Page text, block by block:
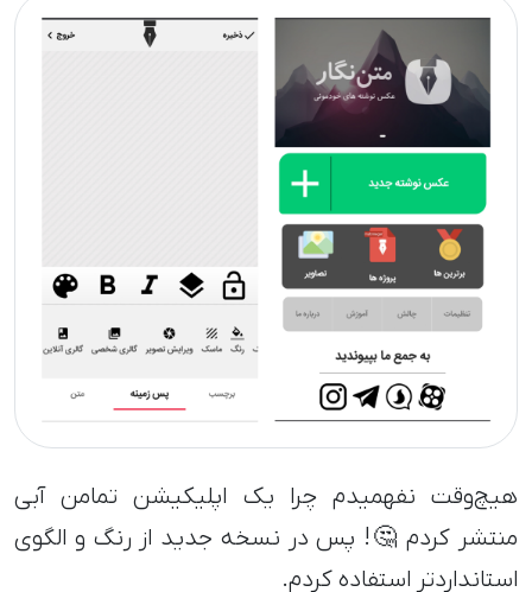
هیچ‌وقت نفهمیدم چرا یک اپلیکیشن تمامن آبی
منتشر کردم 🤔! پس در نسخه جدید از رنگ و الگوی
استانداردتر استفاده کردم.